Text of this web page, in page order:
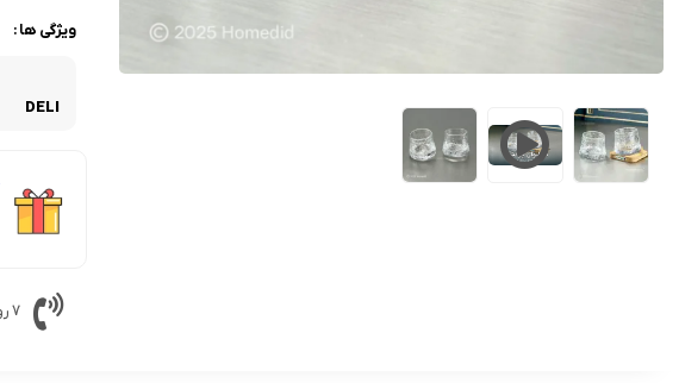
ویژگی ها :
DELI
7 روز هفته، هر 24 ساعت